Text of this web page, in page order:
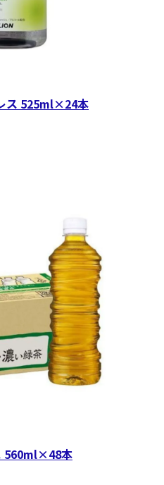
ス 525ml×24本
560ml×48本